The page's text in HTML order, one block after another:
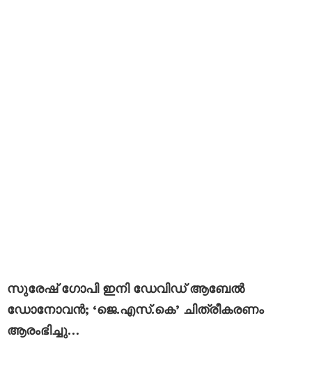
സുരേഷ് ഗോപി ഇനി ഡേവിഡ് ആബേൽ
ഡോനോവൻ; ‘ജെ.എസ്.കെ’ ചിത്രീകരണം
ആരംഭിച്ചു…